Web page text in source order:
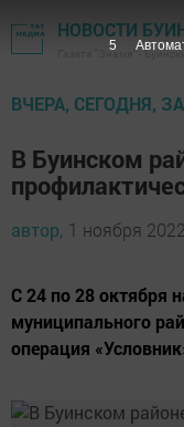
НОВОСТИ
Газета "Знамя" -
ВЧЕРА, СЕГОДНЯ,
В Буинском
автор, 1 ноября
С 24 по 28 октября
муниципального
операция
4